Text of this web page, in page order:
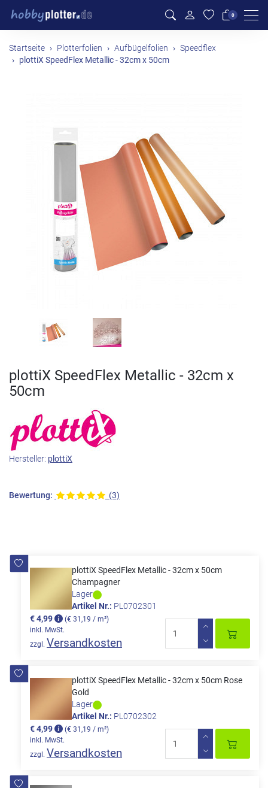
0
Startseite Plotterfolien Aufbügelfolien Speedflex
plottiX SpeedFlex Metallic - 32cm x 50cm
plottiX SpeedFlex Metallic - 32cm x
50cm
Hersteller: plottiX
Bewertung: (3)
plottiX SpeedFlex Metallic - 32cm x 50cm
Champagner
Lager
Artikel Nr.: PL0702301
€ 4,99
(€ 31,19 / m²)
inkl. MwSt.
zzgl. Versandkosten
plottiX SpeedFlex Metallic - 32cm x 50cm Rose
Gold
Lager
Artikel Nr.: PL0702302
€ 4,99
(€ 31,19 / m²)
inkl. MwSt.
zzgl. Versandkosten